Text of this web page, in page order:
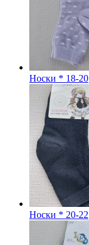
Носки * 18-20
Носки * 20-22